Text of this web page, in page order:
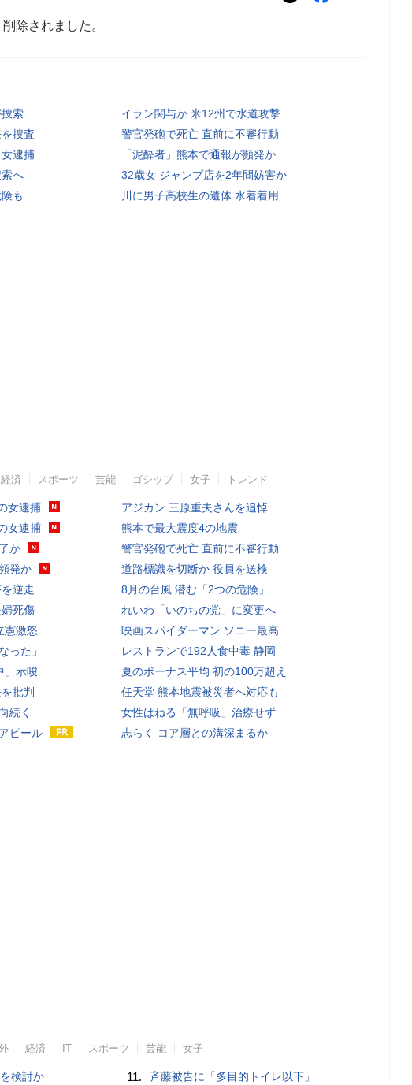
除されました。
索
イラン関与か 米12州で水道攻撃
捜査
警官発砲で死亡 直前に不審行動
逮捕
「泥酔者」熊本で通報が頻発か
へ
32歳女 ジャンプ店を2年間妨害か
も
川に男子高校生の遺体 水着着用
経済 スポーツ 芸能 ゴシップ 女子 トレンド
女逮捕
女逮捕
か
発か
逆走
死傷
憲激怒
った」
」示唆
批判
続く
ピール
アジカン 三原重夫さんを追悼
熊本で最大震度4の地震
警官発砲で死亡 直前に不審行動
道路標識を切断か 役員を送検
8月の台風 潜む「2つの危険」
れいわ「いのちの党」に変更へ
映画スパイダーマン ソニー最高
レストランで192人食中毒 静岡
夏のボーナス平均 初の100万超え
任天堂 熊本地震被災者へ対応も
女性はねる「無呼吸」治療せず
志らく コア層との溝深まるか
経済 IT スポーツ 芸能 女子
検討か 11. 斉藤被告に「多目的トイレ以下」